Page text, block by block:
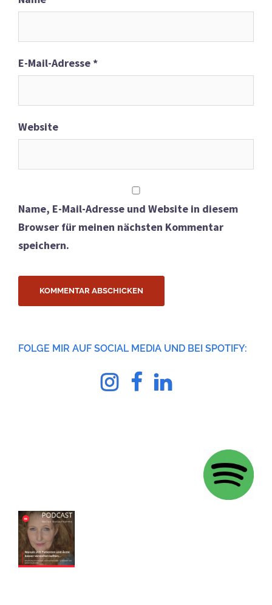
E-Mail-Adresse*
Website
Name, E-Mail-Adresse und Website in diesem
Browser für meinen nächsten Kommentar
speichern.
FOLGE MIR AUF SOCIAL MEDIA UND BEI SPOTIFY:
Instagram
facebookLinkedin